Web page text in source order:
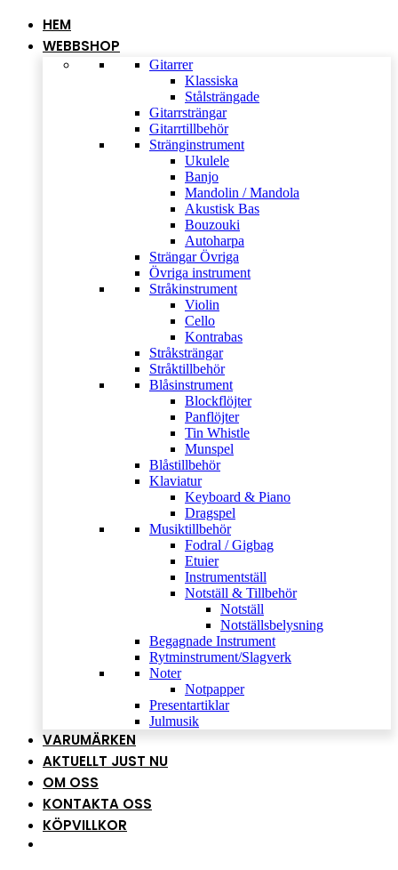
HEM
WEBBSHOP
Gitarrer
Klassiska
Stålsträngade
Gitarrsträngar
Gitarrtillbehör
Stränginstrument
Ukulele
Banjo
Mandolin / Mandola
Akustisk Bas
Bouzouki
Autoharpa
Strängar Övriga
Övriga instrument
Stråkinstrument
Violin
Cello
Kontrabas
Stråksträngar
Stråktillbehör
Blåsinstrument
Blockflöjter
Panflöjter
Tin Whistle
Munspel
Blåstillbehör
Klaviatur
Keyboard & Piano
Dragspel
Musiktillbehör
Fodral / Gigbag
Etuier
Instrumentställ
Notställ & Tillbehör
Notställ
Notställsbelysning
Begagnade Instrument
Rytminstrument/Slagverk
Noter
Notpapper
Presentartiklar
Julmusik
VARUMÄRKEN
AKTUELLT JUST NU
OM OSS
KONTAKTA OSS
KÖPVILLKOR